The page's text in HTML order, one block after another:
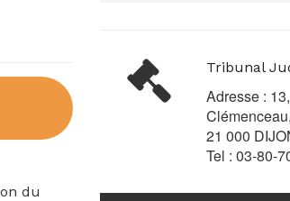
du
Tribunal
Adresse :
Clémenceau,
21 000
Tel : 03-80-